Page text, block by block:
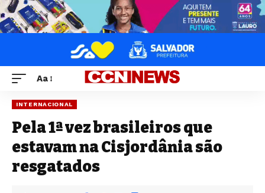
Aa
INTERNACIONAL
Pela 1ª vez brasileiros que
estavam na Cisjordânia são
resgatados